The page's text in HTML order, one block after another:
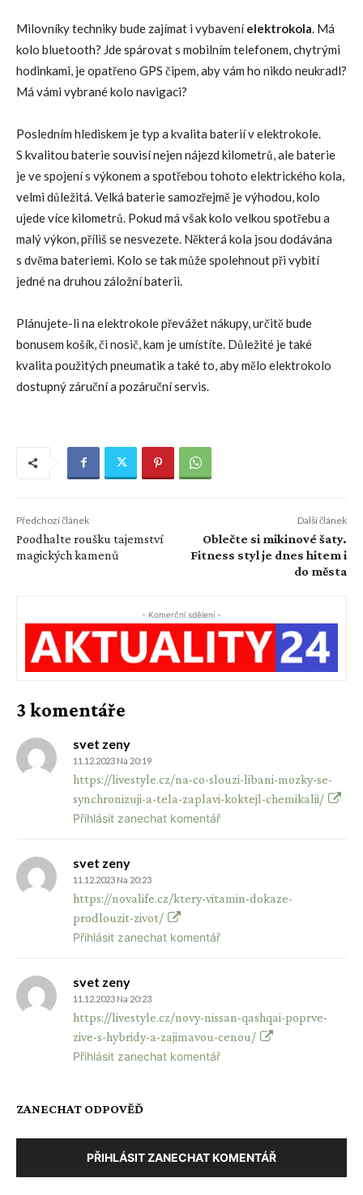
Milovníky techniky bude zajímat i vybaveníelektrokola. Má
kolo bluetooth? Jde spárovat s mobilním telefonem, chytrými
hodinkami, je opatřeno GPS čipem, aby vám ho nikdo neukradl?
Má vámi vybrané kolo navigaci?
Posledním hlediskem je typ a kvalita baterií v elektrokole.
S kvalitou baterie souvisí nejen nájezd kilometrů, ale baterie
je ve spojení s výkonem a spotřebou tohoto elektrického kola,
velmi důležitá. Velká baterie samozřejmě je výhodou, kolo
ujede více kilometrů. Pokud má však kolo velkou spotřebu a
malý výkon, příliš se nesvezete. Některá kola jsou dodávána
s dvěma bateriemi. Kolo se tak může spolehnout při vybití
jedné na druhou záložní baterii.
Plánujete-li na elektrokole převážet nákupy, určitě bude
bonusem košík, či nosič, kam je umístíte. Důležité je také
kvalita použitých pneumatik a také to, aby mělo elektrokolo
dostupný záruční a pozáruční servis.
Předchozí článek
Poodhalte roušku tajemství
magických kamenů
Další článek
Oblečte si mikinové šaty.
Fitness styl je dnes hitem i
do města
- Komerční sdělení -
3 komentáře
svet zeny
11.12.2023 Na 20:19
https://livestyle.cz/na-co-slouzi-libani-mozky-se-
synchronizuji-a-tela-zaplavi-koktejl-chemikalii/
Přihlásit zanechat komentář
svet zeny
11.12.2023 Na 20:23
https://novalife.cz/ktery-vitamin-dokaze-
prodlouzit-zivot/
Přihlásit zanechat komentář
svet zeny
11.12.2023 Na 20:23
https://livestyle.cz/novy-nissan-qashqai-poprve-
zive-s-hybridy-a-zajimavou-cenou/
Přihlásit zanechat komentář
ZANECHAT ODPOVĚĎ
PŘIHLÁSIT ZANECHAT KOMENTÁŘ